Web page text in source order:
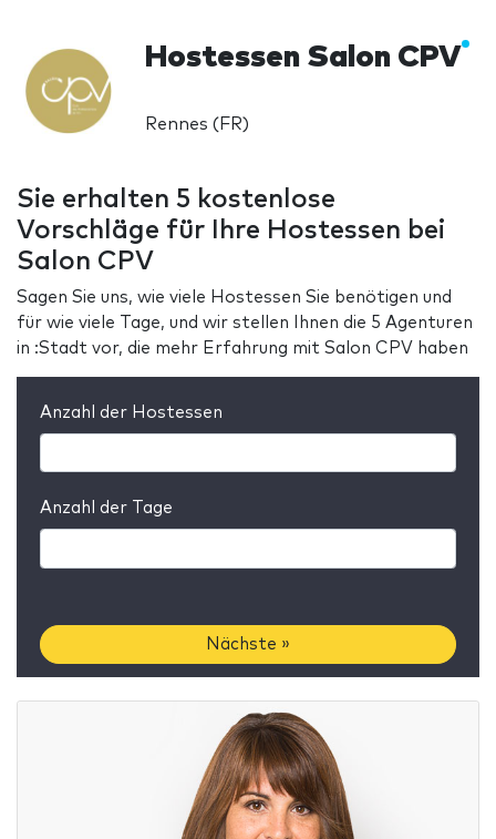
Hostessen Salon CPV
Rennes (FR)
Sie erhalten 5 kostenlose
Vorschläge für Ihre Hostessen bei
Salon CPV
Sagen Sie uns, wie viele Hostessen Sie benötigen und
für wie viele Tage, und wir stellen Ihnen die 5 Agenturen
in :Stadt vor, die mehr Erfahrung mit Salon CPV haben
Anzahl der Hostessen
Anzahl der Tage
Nächste »